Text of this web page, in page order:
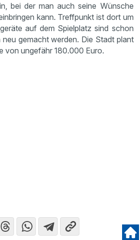
bei der man auch seine Wünsche
kann. Treff­punkt ist dort um
auf dem Spiel­platz sind schon
gemacht werden. Die Stadt plant
von ungefähr 180.000 Euro.